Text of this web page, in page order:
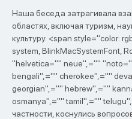
Наша беседа затрагивала
областях, включая туризм,
культуру. <span style="color:
system, BlinkMacSystemFont,
"helvetica="" neue",=""
bengali",="" cherokee",=""
georgian",="" hebrew",=""
osmanya",="" tamil",=""
частности, коснулись